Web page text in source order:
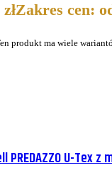
złZakres cen:
produkt ma wiele
U-Tex z